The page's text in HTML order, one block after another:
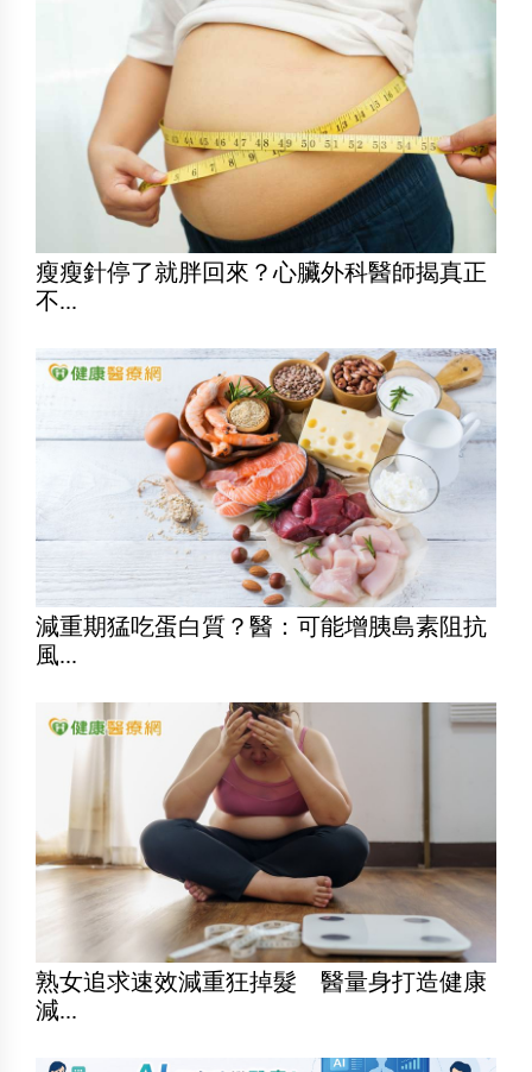
瘦瘦針停了就胖回來？心臟外科醫師揭真正
不...
減重期猛吃蛋白質？醫：可能增胰島素阻抗
風...
熟女追求速效減重狂掉髮 醫量身打造健康
減...